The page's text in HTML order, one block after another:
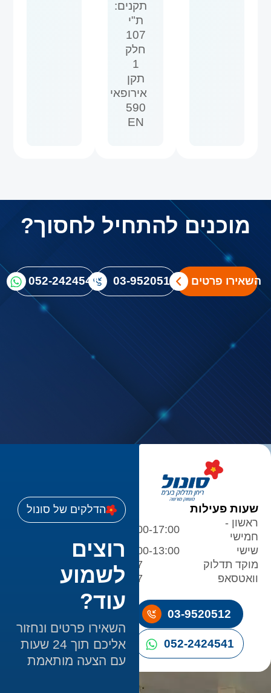
תקנים:
ת"י
107
חלק
1
תקן
אירופאי
590
EN
מוכנים להתחיל לחסוך?
השאירו פרטים 03-9520512
052-2424541
שעות פעילות
ראשון -
חמישי
08:00-17:00
שישי
08:00-13:00
מוקד תדלוק
24/7
וואטסאפ
24/7
03-9520512
052-2424541
הדלקים של סונול
רוצים
לשמוע
עוד?
השאירו פרטים ונחזור
אליכם תוך 24 שעות
עם הצעה מותאמת